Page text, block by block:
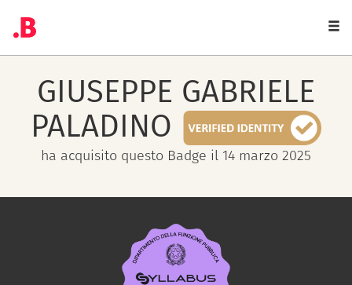
GIUSEPPE GABRIELE
PALADINO
ha acquisito questo Badge il 14 marzo 2025